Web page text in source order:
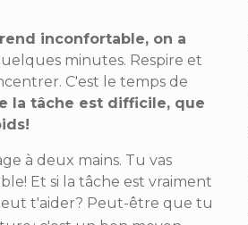
inconfortable, on a
minutes. Respire et
C'est le temps de
la tâche est difficile, que
à deux mains. Tu vas
Et si la tâche est vraiment
t'aider? Peut-être que tu